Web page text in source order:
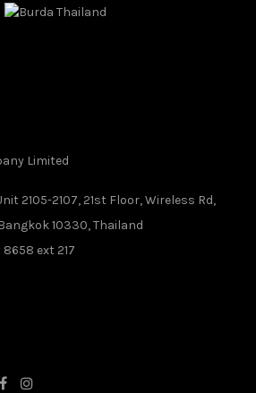
Limited
2105-2107, 21st Floor, Wireless Rd,
10330, Thailand
8658 ext 217